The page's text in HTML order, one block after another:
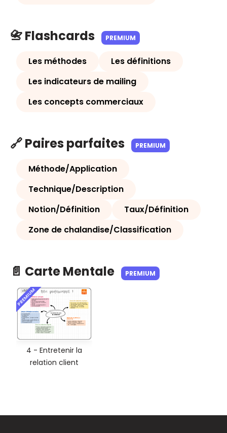
📇 Flashcards PREMIUM
Les méthodes
Les définitions
Les indicateurs de mailing
Les concepts commerciaux
🔗 Paires parfaites PREMIUM
Méthode/Application
Technique/Description
Notion/Définition
Taux/Définition
Zone de chalandise/Classification
📄 Carte Mentale PREMIUM
PREMIUM
4 - Entretenir la
relation client